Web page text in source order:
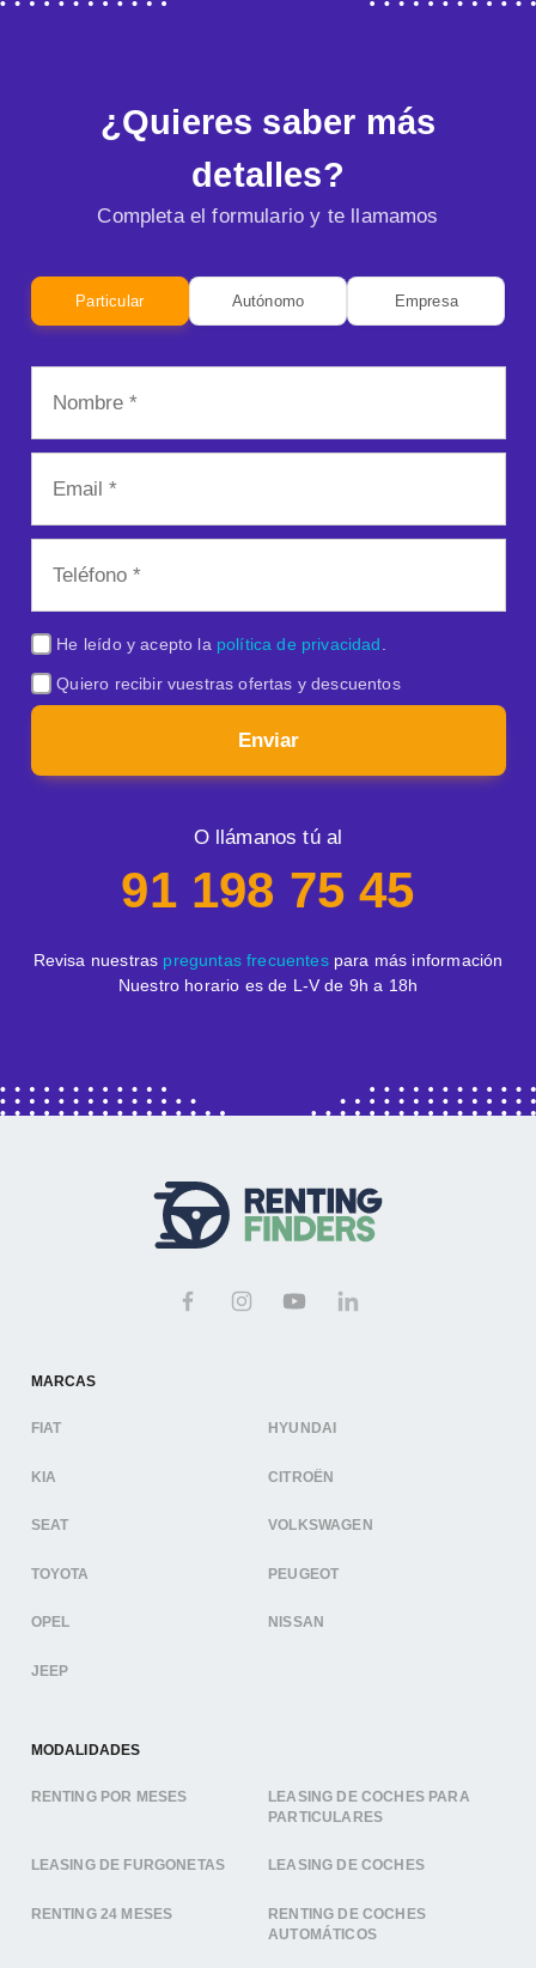
¿Quieres saber más
detalles?
Completa el formulario y te llamamos
Particular Autónomo Empresa
He leído y acepto la política de privacidad
Quiero recibir vuestras ofertas y descuentos
Enviar
O llámanos tú al
91 198 75 45
Revisa nuestras preguntas frecuentespara más información
Nuestro horario es de L-V de 9h a 18h
MARCAS
FIAT HYUNDAI
KIA CITROËN
SEAT VOLKSWAGEN
TOYOTA PEUGEOT
OPEL NISSAN
JEEP
MODALIDADES
RENTING POR MESES
LEASING DE COCHES PARA
PARTICULARES
LEASING DE FURGONETAS LEASING DE COCHES
RENTING 24 MESES
RENTING DE COCHES
AUTOMÁTICOS